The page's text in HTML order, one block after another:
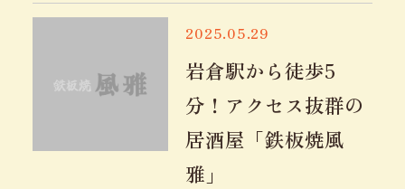
2025.05.29
岩倉駅から徒歩5
分！アクセス抜群の
居酒屋「鉄板焼風
雅」